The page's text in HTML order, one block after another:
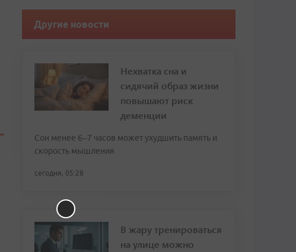
Другие новости
Нехватка сна и
сидячий образ жизни
повышают риск
деменции
Сон менее 6–7 часов может ухудшить память и
скорость мышления
сегодня, 05:28
В жару тренироваться
на улице можно